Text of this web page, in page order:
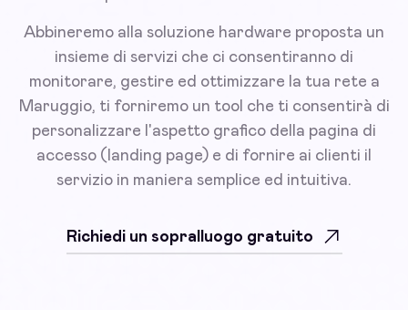
Abbineremo alla soluzione hardware proposta un
insieme di servizi che ci consentiranno di
monitorare, gestire ed ottimizzare la tua rete a
Maruggio, ti forniremo un tool che ti consentirà di
personalizzare l'aspetto grafico della pagina di
accesso (landing page) e di fornire ai clienti il
servizio in maniera semplice ed intuitiva.
Richiedi un sopralluogo gratuito